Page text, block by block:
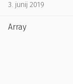
3. junij 2019
Array